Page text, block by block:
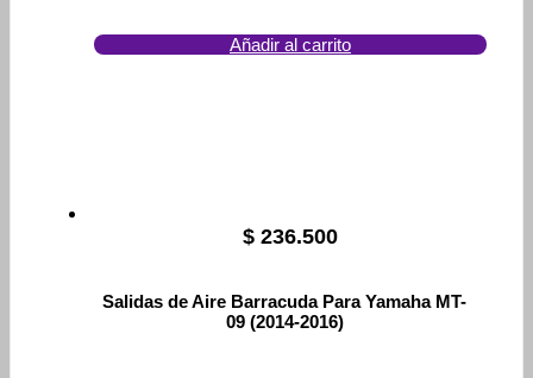
Añadir al carrito
$ 236.500
Salidas de Aire Barracuda Para Yamaha MT-
09 (2014-2016)